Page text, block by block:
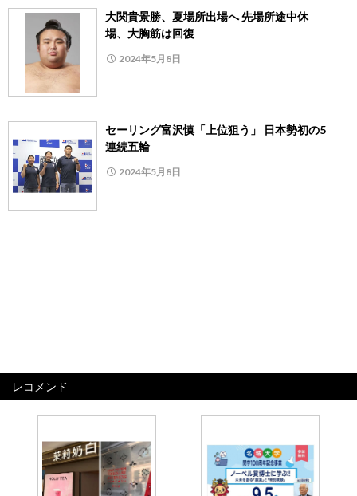
大関貴景勝、夏場所出場へ 先場所途中休
場、大胸筋は回復
2024年5月8日
セーリング富沢慎「上位狙う」 日本勢初の5
連続五輪
2024年5月8日
レコメンド